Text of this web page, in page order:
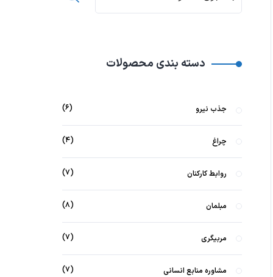
دسته بندی محصولات
جذب نیرو ۶
چراغ ۴
روابط کارکنان ۷
مبلمان ۸
مربیگری ۷
مشاوره منابع انسانی ۷